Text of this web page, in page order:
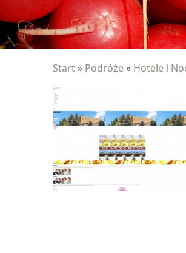
Start » Podróże » Hotele i